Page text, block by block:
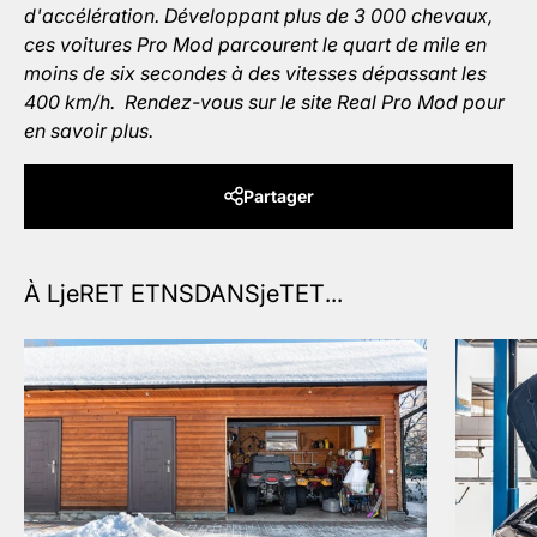
d'accélération. Développant plus de 3 000 chevaux,
ces voitures Pro Mod parcourent le quart de mile en
moins de six secondes à des vitesses dépassant les
400 km/h. Rendez-vous sur le site Real Pro Mod pour
en savoir plus.
Partager